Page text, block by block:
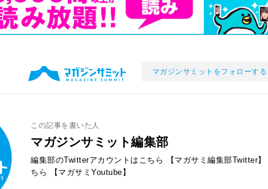
マガジンサミットをフォローする
この記事を書いた人
マガジンサミット編集部
編集部のTwitterアカウントはこちら 【マガサミ編集部Twitter】
ちら
【マガサミYoutube】